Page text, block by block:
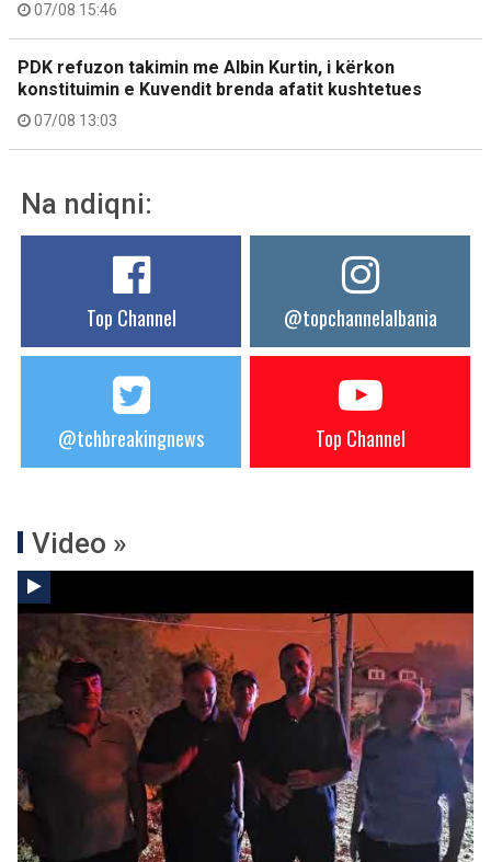
07/08 15:46
PDK refuzon takimin me Albin Kurtin, i kërkon
konstituimin e Kuvendit brenda afatit kushtetues
07/08 13:03
Na ndiqni:
Top Channel @topchannelalbania
@tchbreakingnews Top Channel
Video »